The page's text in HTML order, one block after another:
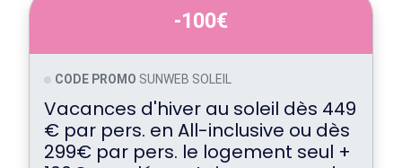
-100€
CODE PROMO SUNWEB SOLEIL
Vacances d'hiver au soleil dès 449
€ par pers. en All-inclusive ou dès
299€ par pers. le logement seul +